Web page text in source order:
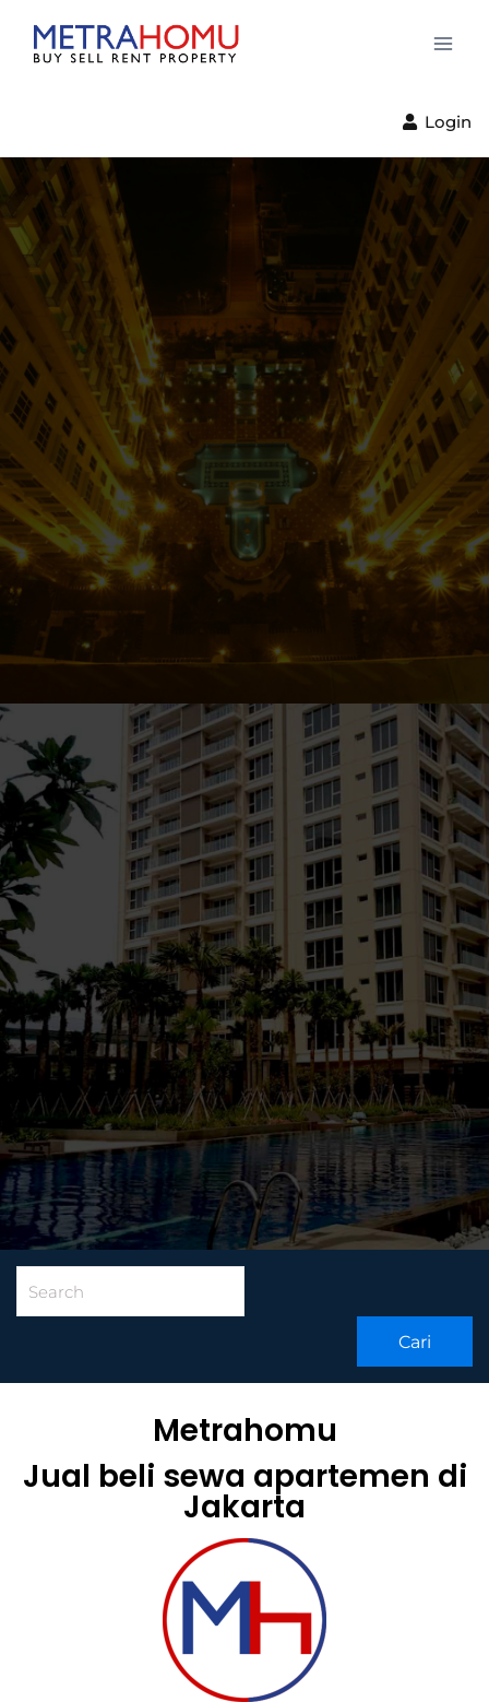
Login
Cari
Metrahomu
Jual beli sewa apartemen di
Jakarta